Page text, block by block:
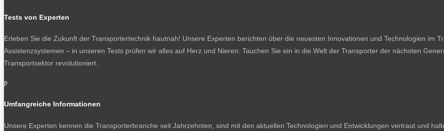
Tests von Experten
Erleben Sie die Zukunft der Transportertechnik hautnah! Unsere Experten berichten über die neuesten Innovationen und Technologien im
Assistenzsystemen – in unseren Tests prüfen wir alles auf Herz und Nieren. Tauchen Sie ein in die Welt der Transporter der nächsten
Transportsektor revolutioniert.
p
Umfangreiche Informationen
Unsere Experten kennen die Transporterbranche seit Jahrzehnten, sind mit den aktuellen Technologien und Entwicklungen vertraut und